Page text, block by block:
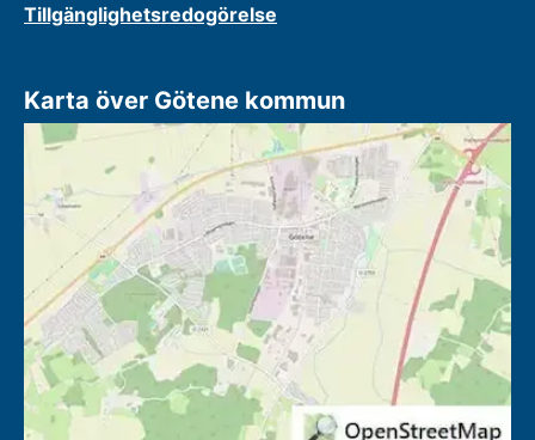
Tillgänglighetsredogörelse
Karta över Götene kommun